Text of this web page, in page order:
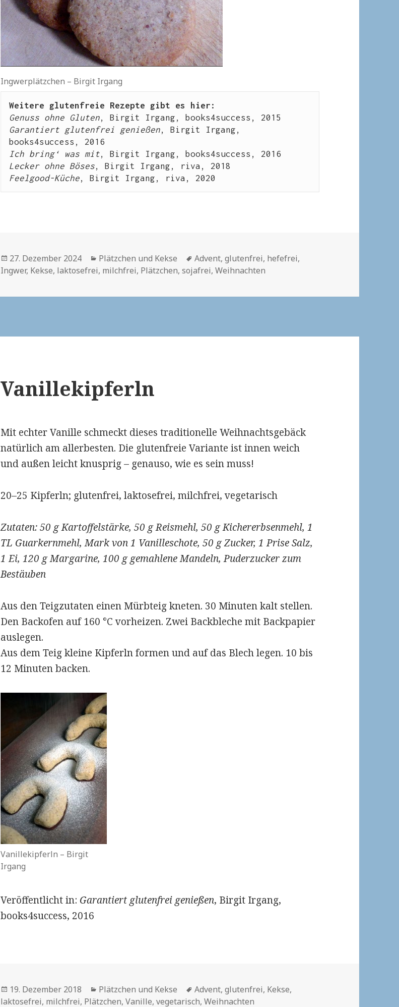
Ingwerplätzchen – Birgit Irgang
Weitere glutenfreie Rezepte gibt es hier:
Genuss ohne Gluten, Birgit Irgang, books4success, 2015
Garantiert glutenfrei genießen, Birgit Irgang,
books4success, 2016
Ich bring‘ was mit, Birgit Irgang, books4success, 2016
Lecker ohne Böses, Birgit Irgang, riva, 2018
Feelgood-Küche, Birgit Irgang, riva, 2020
Veröffentlicht
am
27. Dezember 2024 Kategorien
Plätzchen und Kekse Schlagwörter
Advent,glutenfrei, hefefrei,
Ingwer, Kekse, laktosefrei, milchfrei, Plätzchen,sojafrei,Weihnachten
Vanillekipferln
Mit echter Vanille schmeckt dieses traditionelle Weihnachtsgebäck
natürlich am allerbesten. Die glutenfreie Variante ist innen weich
und außen leicht knusprig – genauso, wie es sein muss!
20–25 Kipferln; glutenfrei, laktosefrei, milchfrei, vegetarisch
Zutaten: 50 g Kartoffelstärke, 50 g Reismehl, 50 g Kichererbsenmehl, 1
TL Guarkernmehl, Mark von 1 Vanilleschote, 50 g Zucker, 1 Prise Salz,
1 Ei, 120 g Margarine, 100 g gemahlene Mandeln, Puderzucker zum
Bestäuben
Aus den Teigzutaten einen Mürbteig kneten. 30 Minuten kalt stellen.
Den Backofen auf 160 °C vorheizen. Zwei Backbleche mit Backpapier
auslegen.
Aus dem Teig kleine Kipferln formen und auf das Blech legen. 10 bis
12 Minuten backen.
Vanillekipferln – Birgit
Irgang
Veröffentlicht in: Garantiert glutenfrei genießen, Birgit Irgang,
books4success, 2016
Veröffentlicht
am
19. Dezember 2018 Kategorien
Plätzchen und Kekse Schlagwörter
Advent,glutenfrei, Kekse,
laktosefrei, milchfrei, Plätzchen,Vanille,vegetarisch,Weihnachten